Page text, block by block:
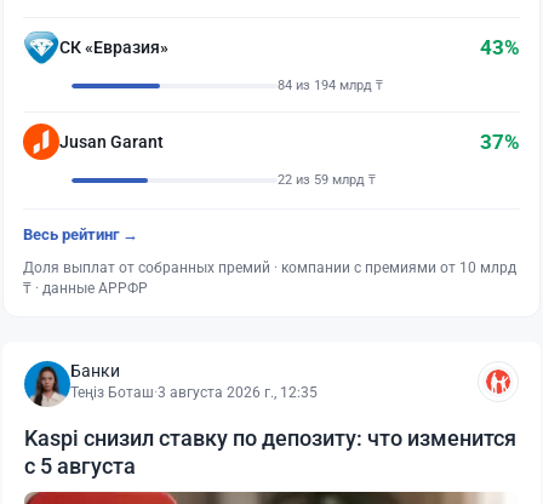
СК «Евразия» 43%
84 из 194 млрд ₸
Jusan Garant 37%
22 из 59 млрд ₸
Весь рейтинг →
Доля выплат от собранных премий · компании с премиями от 10 млрд
₸ · данные АРРФР
Банки
Теңіз Боташ·3 августа 2026 г., 12:35
Kaspi снизил ставку по депозиту: что изменится
с 5 августа